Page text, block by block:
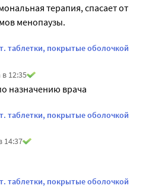
терапия, спасает от
менопаузы.
таблетки, покрытые оболочкой
в 12:35
назначению врача
таблетки, покрытые оболочкой
14:37
таблетки, покрытые оболочкой